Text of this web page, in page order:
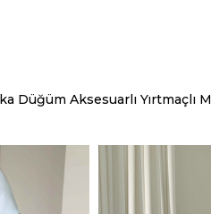
Düğüm Aksesuarlı Yırtmaçlı